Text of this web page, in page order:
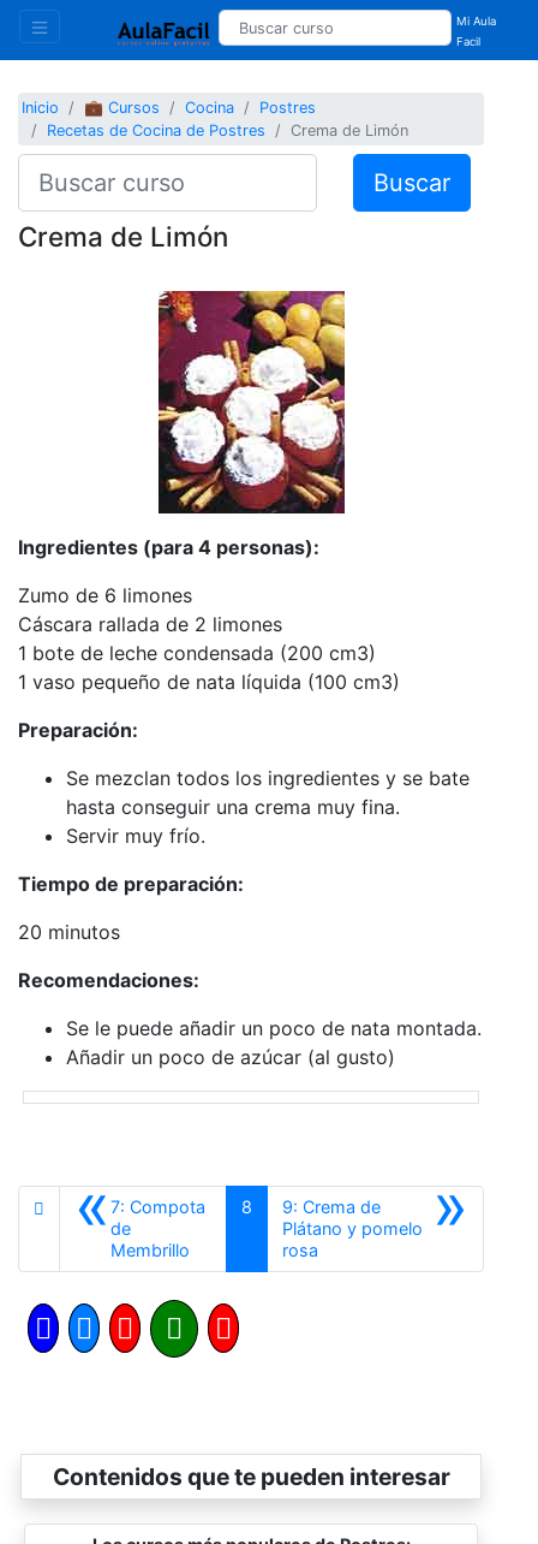
Mi Aula
Facil
Inicio 💼 Cursos Cocina
Postres
Recetas de Cocina de Postres
Crema de Limón
Buscar
Crema de Limón
Ingredientes (para 4 personas):
Zumo de 6 limones
Cáscara rallada de 2 limones
1 bote de leche condensada (200 cm3)
1 vaso pequeño de nata líquida (100 cm3)
Preparación:
Se mezclan todos los ingredientes y se bate
hasta conseguir una crema muy fina.
Servir muy frío.
Tiempo de preparación:
20 minutos
Recomendaciones:
Se le puede añadir un poco de nata montada.
Añadir un poco de azúcar (al gusto)
«7: Compota
de
Membrillo
8 »
9: Crema de
Plátano y pomelo
rosaSiguiente
Contenidos que te pueden interesar